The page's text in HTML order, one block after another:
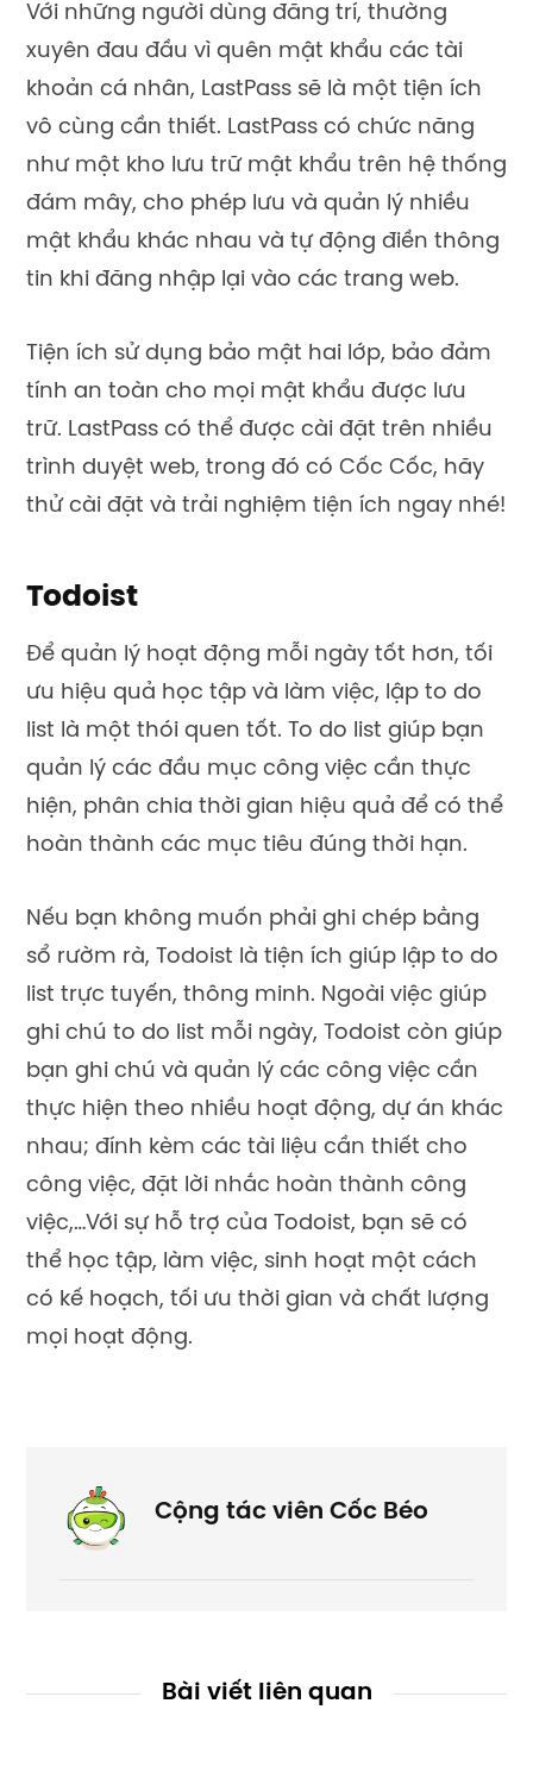
Với những người dùng đãng trí, thường
xuyên đau đầu vì quên mật khẩu các tài
khoản cá nhân, LastPass sẽ là một tiện ích
vô cùng cần thiết. LastPass có chức năng
như một kho lưu trữ mật khẩu trên hệ thống
đám mây, cho phép lưu và quản lý nhiều
mật khẩu khác nhau và tự động điền thông
tin khi đăng nhập lại vào các trang web.
Tiện ích sử dụng bảo mật hai lớp, bảo đảm
tính an toàn cho mọi mật khẩu được lưu
trữ. LastPass có thể được cài đặt trên nhiều
trình duyệt web, trong đó có Cốc Cốc, hãy
thử cài đặt và trải nghiệm tiện ích ngay nhé!
Todoist
Để quản lý hoạt động mỗi ngày tốt hơn, tối
ưu hiệu quả học tập và làm việc, lập to do
list là một thói quen tốt. To do list giúp bạn
quản lý các đầu mục công việc cần thực
hiện, phân chia thời gian hiệu quả để có thể
hoàn thành các mục tiêu đúng thời hạn.
Nếu bạn không muốn phải ghi chép bằng
sổ rườm rà, Todoist là tiện ích giúp lập to do
list trực tuyến, thông minh. Ngoài việc giúp
ghi chú to do list mỗi ngày, Todoist còn giúp
bạn ghi chú và quản lý các công việc cần
thực hiện theo nhiều hoạt động, dự án khác
nhau; đính kèm các tài liệu cần thiết cho
công việc, đặt lời nhắc hoàn thành công
việc,…Với sự hỗ trợ của Todoist, bạn sẽ có
thể học tập, làm việc, sinh hoạt một cách
có kế hoạch, tối ưu thời gian và chất lượng
mọi hoạt động.
Cộng tác viên Cốc Béo
Bài viết liên quan